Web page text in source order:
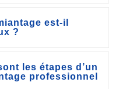
est-il
?
les étapes d’un
professionnel